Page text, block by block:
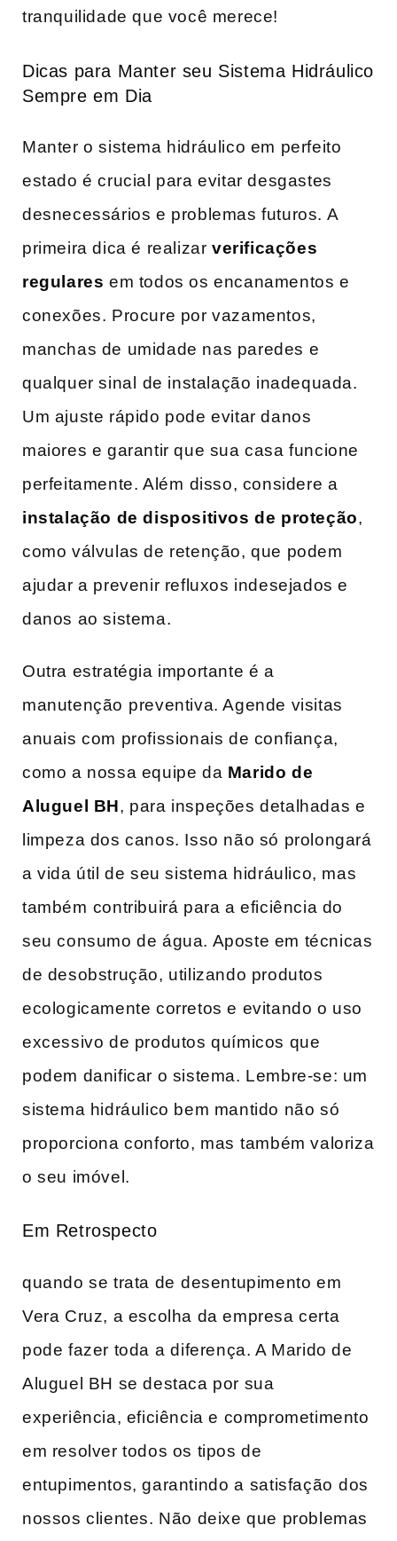
tranquilidade que você merece!
Dicas para Manter seu Sistema Hidráulico
Sempre em Dia
Manter‍ o sistema hidráulico em perfeito
‌estado ‍é crucial para evitar desgastes
desnecessários e problemas futuros. A
primeira‌ dica é realizarverificações
regulares em todos os encanamentos e
conexões. Procure por vazamentos,
manchas de umidade nas paredes e
qualquer sinal⁣ de instalação inadequada.
Um ajuste rápido pode evitar danos
maiores e garantir que sua casa funcione
perfeitamente. Além ⁣disso,​ considere a
instalação de dispositivos de proteção,
como válvulas de retenção, que podem
ajudar a prevenir ‌refluxos indesejados e
danos ao sistema.
Outra estratégia importante é a
manutenção⁢ preventiva. Agende visitas
anuais com profissionais‌ de​ confiança,
como a nossa equipe da Marido de
Aluguel BH, para inspeções detalhadas e
limpeza ​dos canos. Isso não só prolongará
a vida útil de seu sistema hidráulico, mas‌
também ⁢contribuirá para a eficiência do
seu consumo de água. ​Aposte em técnicas
de desobstrução,‍ utilizando produtos
ecologicamente corretos e evitando o uso
excessivo de produtos químicos que
podem danificar o sistema.‍ Lembre-se: um
sistema hidráulico bem mantido‍ não só
proporciona conforto, mas⁤ também valoriza
o‌ seu imóvel.
Em Retrospecto
quando se trata de⁣ desentupimento em
Vera Cruz, a ‍escolha da empresa certa
pode fazer toda ⁤a diferença. A Marido de
Aluguel BH se destaca por sua
experiência, eficiência e comprometimento
em resolver todos os tipos de
entupimentos, garantindo a ⁢satisfação⁣ dos
nossos clientes. Não deixe‍ que problemas